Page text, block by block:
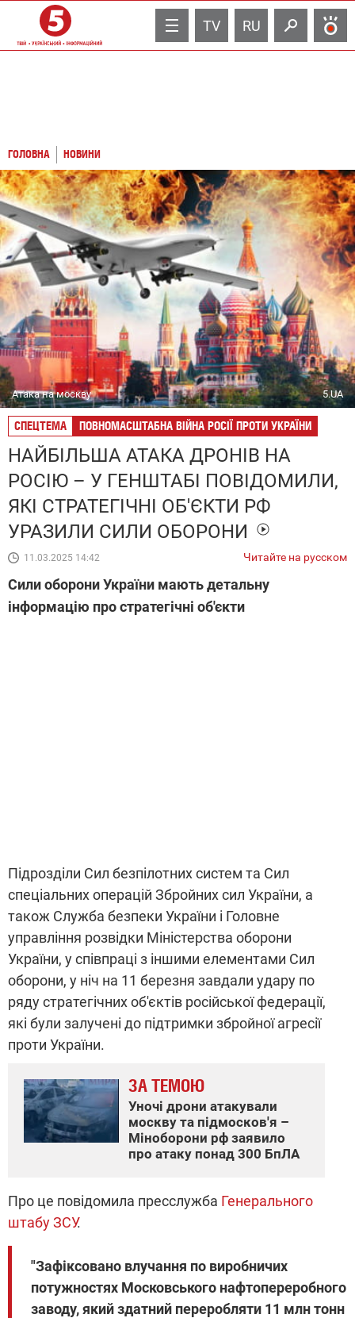
TV RU
ГОЛОВНА НОВИНИ
Атака на москву 5.UA
СПЕЦТЕМА ПОВНОМАСШТАБНА ВІЙНА РОСІЇ ПРОТИ УКРАЇНИ
НАЙБІЛЬША АТАКА ДРОНІВ НА
РОСІЮ – У ГЕНШТАБІ ПОВІДОМИЛИ,
ЯКІ СТРАТЕГІЧНІ ОБ'ЄКТИ РФ
УРАЗИЛИ СИЛИ ОБОРОНИ
11.03.2025 14:42 Читайте на русском
Сили оборони України мають детальну
інформацію про стратегічні об'єкти
Підрозділи Сил безпілотних систем та Сил
спеціальних операцій Збройних сил України, а
також Служба безпеки України і Головне
управління розвідки Міністерства оборони
України, у співпраці з іншими елементами Сил
оборони, у ніч на 11 березня завдали удару по
ряду стратегічних об'єктів російської федерації,
які були залучені до підтримки збройної агресії
проти України.
ЗА ТЕМОЮ
Уночі дрони атакували
москву та підмосков'я –
Міноборони рф заявило
про атаку понад 300 БпЛА
Про це повідомила пресслужба Генерального
штабу ЗСУ.
"Зафіксовано влучання по виробничих
потужностях Московського нафтопереробного
заводу, який здатний переробляти 11 млн тонн